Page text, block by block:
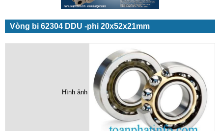
Vòng bi 62304 DDU -phi 20x52x21mm
Hình ảnh